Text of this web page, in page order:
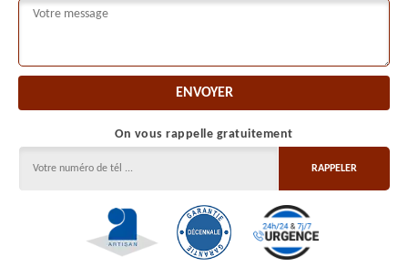
On vous rappelle gratuitement